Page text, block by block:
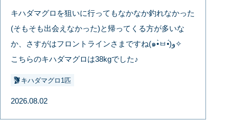
キハダマグロを狙いに行ってもなかなか釣れなかった
(そもそも出会えなかった)と帰ってくる方が多いな
か、さすがはフロントラインさまですね(๑•̀ㅂ•́)و✧
こちらのキハダマグロは38kgでした♪
キハダマグロ1匹
2026.08.02